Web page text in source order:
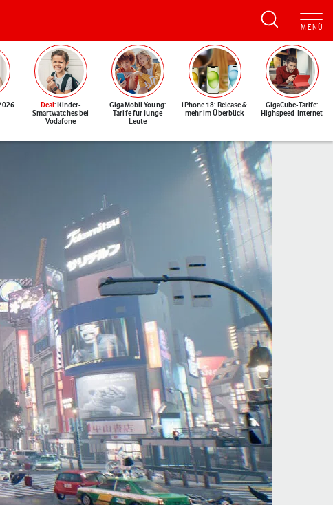
Deal: Kinder-
Smartwatches bei
Vodafone
GigaMobil Young:
Tarife für junge
Leute
iPhone 18: Release &
mehr im Überblick
GigaCube-Tarife:
Highspeed-Internet